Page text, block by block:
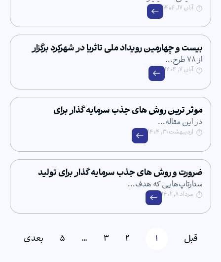
رویداد ملی تاثریا در شهرکرد برگزار
روش های جذب سرمایه گذار برای
روش های جذب سرمایه گذار برای تولید
که هدف...
…
5 بعدی